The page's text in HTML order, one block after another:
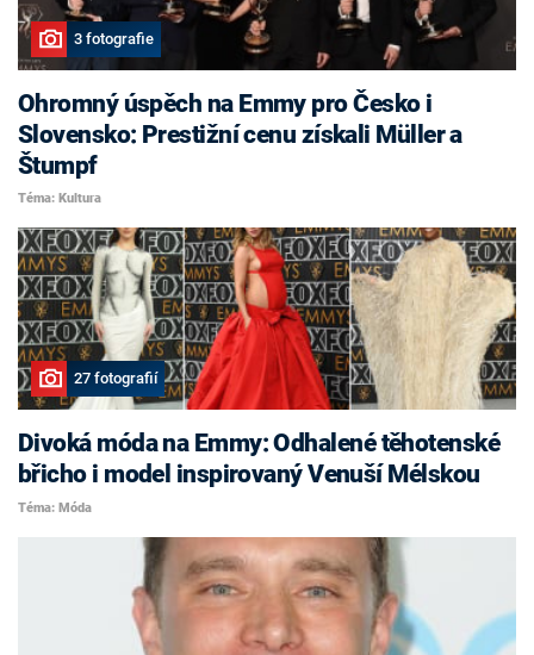
3 fotografie
Ohromný úspěch na Emmy pro Česko i
Slovensko: Prestižní cenu získali Müller a
Štumpf
Téma: Kultura
27 fotografií
Divoká móda na Emmy: Odhalené těhotenské
břicho i model inspirovaný Venuší Mélskou
Téma: Móda